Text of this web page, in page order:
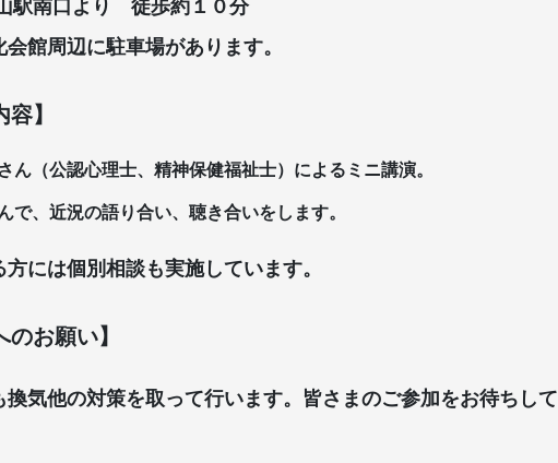
館周辺に駐車場があります。
】
ん（公認心理士、精神保健福祉士）によるミニ講演。
で、近況の語り合い、聴き合いをします。
方には個別相談も実施しています。
のお願い】
気他の対策を取って行います。皆さまのご参加をお待ちして